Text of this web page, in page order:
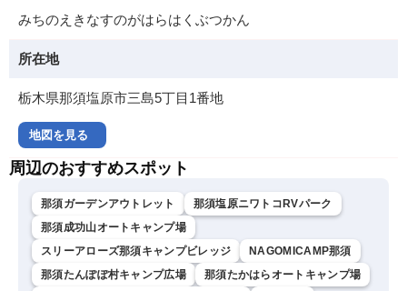
みちのえきなすのがはらはくぶつかん
所在地
栃木県那須塩原市三島5丁目1番地
地図を見る
周辺のおすすめスポット
那須ガーデンアウトレット
那須塩原ニワトコRVパーク
那須成功山オートキャンプ場
スリーアローズ那須キャンプビレッジ
NAGOMICAMP那須
那須たんぽぽ村キャンプ広場
那須たかはらオートキャンプ場